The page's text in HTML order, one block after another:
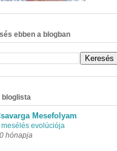
ebben a blogban
bloglista
Mesefolyam
mesélés evolúciója
hónapja